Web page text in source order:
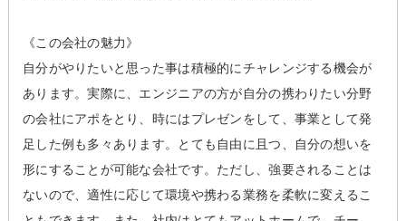
《この会社の魅力》
自分がやりたいと思った事は積極的にチャレンジする機会が
あります。実際に、エンジニアの方が自分の携わりたい分野
の会社にアポをとり、時にはプレゼンをして、事業として発
足した例も多々あります。とても自由に且つ、自分の想いを
形にすることが可能な会社です。ただし、強要されることは
ないので、適性に応じて環境や携わる業務を柔軟に変えるこ